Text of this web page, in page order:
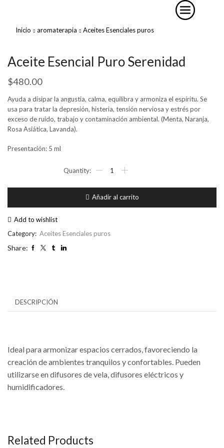
Inicio aromaterapia Aceites Esenciales puros
Aceite Esencial Puro Serenidad
$480.00
Ayuda a disipar la angustia, calma, equilibra y armoniza el espíritu. Se
usa para tratar la depresión, histeria, tensión nerviosa y estrés por
exceso de ruido, trabajo y contaminación ambiental. (Menta, Naranja,
Rosa Asiática, Lavanda).
Presentación: 5 ml
Esencial
cantidad
Añadir al carrito
Add to wishlist
Category: Aceites Esenciales puros
Share:
DESCRIPCIÓN
Ideal para armonizar espacios cerrados, favoreciendo la
creación de ambientes tranquilos y confortables. Pueden
utilizarse en difusores de vela, difusores eléctricos y
humidificadores.
Related Products